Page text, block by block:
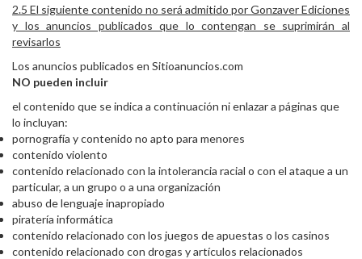
2.5 El siguiente contenido no será admitido por Gonzaver Ediciones
y los anuncios publicados que lo contengan se suprimirán al
revisarlos
Los anuncios publicados en Sitioanuncios.com
NO pueden incluir
el contenido que se indica a continuación ni enlazar a páginas que
lo incluyan:
pornografía y contenido no apto para menores
contenido violento
contenido relacionado con la intolerancia racial o con el ataque a un
particular, a un grupo o a una organización
abuso de lenguaje inapropiado
piratería informática
contenido relacionado con los juegos de apuestas o los casinos
contenido relacionado con drogas y artículos relacionados